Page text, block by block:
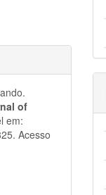
of
em:
Acesso